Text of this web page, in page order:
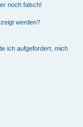
noch falsch!
werden?
ich aufgefordert, mich